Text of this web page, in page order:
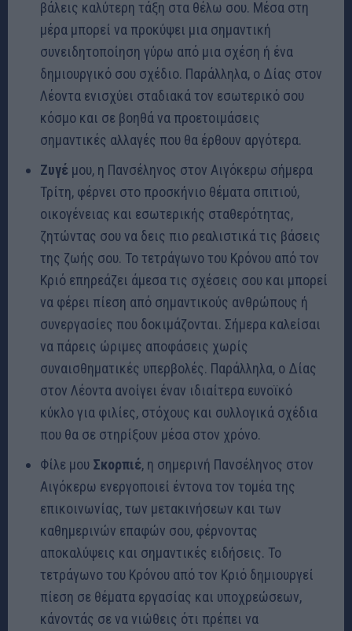
βάλεις καλύτερη τάξη στα θέλω σου. Μέσα στη
μέρα μπορεί να προκύψει μια σημαντική
συνειδητοποίηση γύρω από μια σχέση ή ένα
δημιουργικό σου σχέδιο. Παράλληλα, ο Δίας στον
Λέοντα ενισχύει σταδιακά τον εσωτερικό σου
κόσμο και σε βοηθά να προετοιμάσεις
σημαντικές αλλαγές που θα έρθουν αργότερα.
Ζυγέ μου, η Πανσέληνος στον Αιγόκερω σήμερα
Τρίτη, φέρνει στο προσκήνιο θέματα σπιτιού,
οικογένειας και εσωτερικής σταθερότητας,
ζητώντας σου να δεις πιο ρεαλιστικά τις βάσεις
της ζωής σου. Το τετράγωνο του Κρόνου από τον
Κριό επηρεάζει άμεσα τις σχέσεις σου και μπορεί
να φέρει πίεση από σημαντικούς ανθρώπους ή
συνεργασίες που δοκιμάζονται. Σήμερα καλείσαι
να πάρεις ώριμες αποφάσεις χωρίς
συναισθηματικές υπερβολές. Παράλληλα, ο Δίας
στον Λέοντα ανοίγει έναν ιδιαίτερα ευνοϊκό
κύκλο για φιλίες, στόχους και συλλογικά σχέδια
που θα σε στηρίξουν μέσα στον χρόνο.
Φίλε μου Σκορπιέ, η σημερινή Πανσέληνος στον
Αιγόκερω ενεργοποιεί έντονα τον τομέα της
επικοινωνίας, των μετακινήσεων και των
καθημερινών επαφών σου, φέρνοντας
αποκαλύψεις και σημαντικές ειδήσεις. Το
τετράγωνο του Κρόνου από τον Κριό δημιουργεί
πίεση σε θέματα εργασίας και υποχρεώσεων,
κάνοντάς σε να νιώθεις ότι πρέπει να